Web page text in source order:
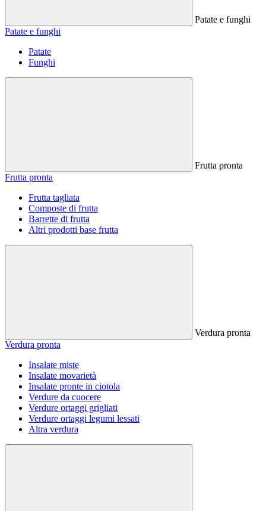
Patate e funghi
Patate e funghi
Patate
Funghi
Frutta pronta
Frutta pronta
Frutta tagliata
Composte di frutta
Barrette di frutta
Altri prodotti base frutta
Verdura pronta
Verdura pronta
Insalate miste
Insalate movarietà
Insalate pronte in ciotola
Verdure da cuocere
Verdure ortaggi grigliati
Verdure ortaggi legumi lessati
Altra verdura